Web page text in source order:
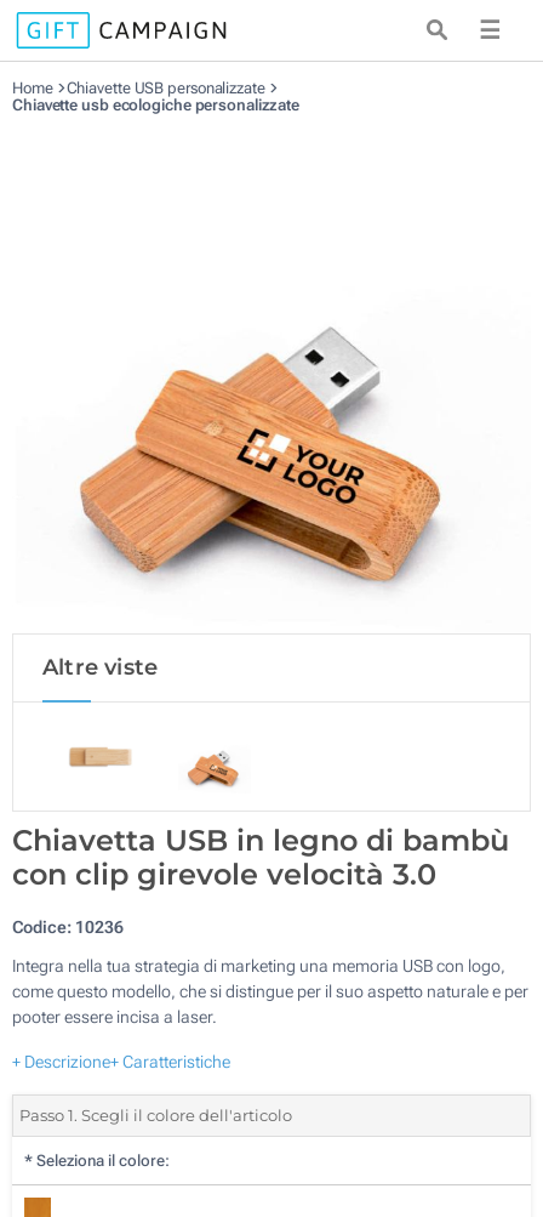
☰
Home
Chiavette USB personalizzate
Chiavette usb ecologiche personalizzate
Altre viste
Chiavetta USB in legno di bambù
con clip girevole velocità 3.0
Codice: 10236
Integra nella tua strategia di marketing una memoria USB con logo,
come questo modello, che si distingue per il suo aspetto naturale e per
pooter essere incisa a laser.
+ Descrizione+ Caratteristiche
Passo 1. Scegli il colore dell'articolo
* Seleziona il colore: